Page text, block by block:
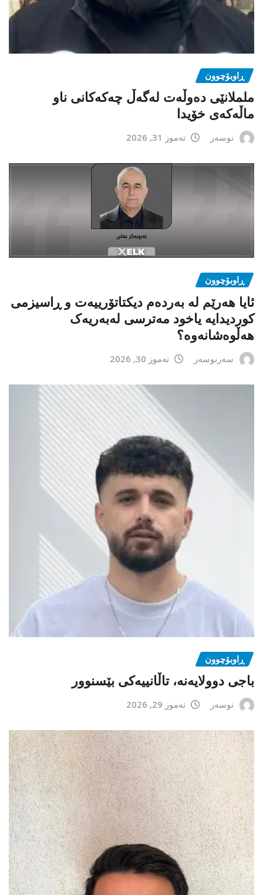
ڕاوبۆچوون
ململانێی دەوڵەت لەگەڵ چەکەکانی ناو
ماڵەکەی خۆیدا
نوسەر تەموز 31, 2026
ڕاوبۆچوون
ئایا هەرێم لە بەردەم دیکتاتۆرییەت و ڕاسیزمی
کوردیدایە یاخود مەترسی لەبەریەک
هەڵوەشانەوە؟
سەرنوسەر تەموز 30, 2026
ڕاوبۆچوون
باجی دوولایەنە، تاڵانییەکی بێسنوور
نوسەر تەموز 29, 2026